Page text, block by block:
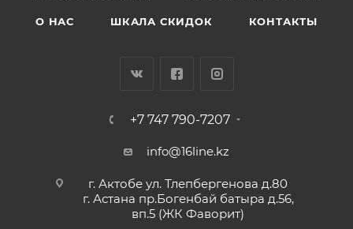
О НАС ШКАЛА СКИДОК КОНТАКТЫ
+7 747 790-7207
info@16line.kz
г. Актобе ул. Тлепбергенова д.80
г. Астана пр.Богенбай батыра д.56,
вп.5 (ЖК Фаворит)